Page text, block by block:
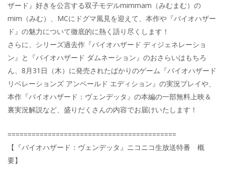
ザード』好きを公言する双子モデルmimmam（みむまむ）の
mim（みむ）、MCにドグマ風見を迎えて、本作や『バイオハザー
ド』の魅力について徹底的に熱く語り尽くします！
さらに、シリーズ過去作『バイオハザード ディジェネレーショ
ン』と『バイオハザード ダムネーション』のおさらいはもちろ
ん、8月31日（木）に発売されたばかりのゲーム『バイオハザード
リベレーションズ アンベールド エディション』の実況プレイや、
本作『バイオハザード：ヴェンデッタ』の本編の一部無料上映＆
裏実況解説など、盛りだくさんの内容でお届けいたします！
==========================================
【『バイオハザード：ヴェンデッタ』ニコニコ生放送特番 概
要】